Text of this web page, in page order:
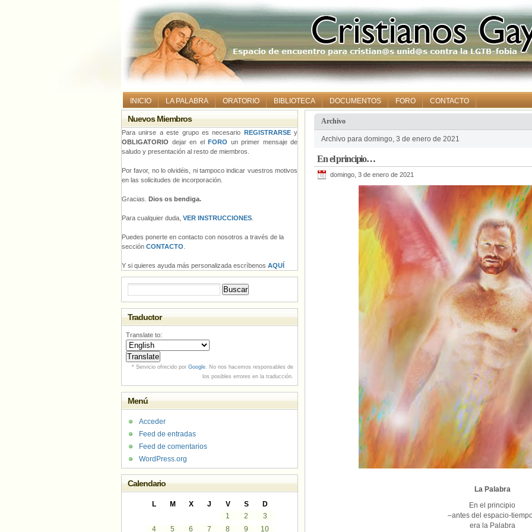
INICIO LA PALABRA ORATORIO BIBLIOTECA DOCUMENTOS FORO CONTACTO
Archivo
Archivo para domingo, 3 de enero de 2021
En el principio…
domingo, 3 de enero de 2021
La Palabra
En el principio
–antes del espacio-
era la Palabra
Nuevos Miembros
Para unirse a este grupo es necesario REGISTRARSEy
OBLIGATORIO dejar en el FORO un primer mensaje de
saludo y presentación al resto de miembros.
Por favor, no lo olvidéis, ni tampoco indicar vuestros motivos
en las solicitudes de incorporación.
Gracias. Dios os bendiga.
Para cualquier duda, VER INSTRUCCIONES
Puedes ponerte en contacto con nosotros a través de la
sección CONTACTO
Y si quieres ayuda más personalizada escríbenos AQUÍ
Traductor
Translate to:
* Servicio ofrecido por Google. No nos hacemos responsables de
los posibles errores en la traducción.
Menú
Acceder
Feed de entradas
Feed de comentarios
WordPress.org
Calendario
L M X J V S
D
1
2
3
4
5 6 7 8 9 10